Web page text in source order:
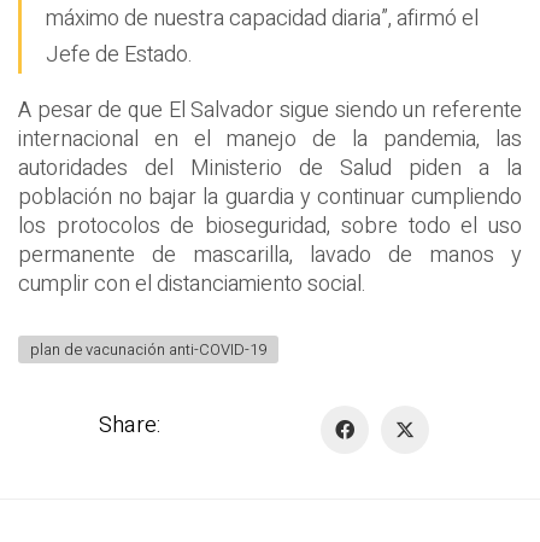
máximo de nuestra capacidad diaria”, afirmó el
Jefe de Estado.
A pesar de que El Salvador sigue siendo un referente
internacional en el manejo de la pandemia, las
autoridades del Ministerio de Salud piden a la
población no bajar la guardia y continuar cumpliendo
los protocolos de bioseguridad, sobre todo el uso
permanente de mascarilla, lavado de manos y
cumplir con el distanciamiento social.
plan de vacunación anti-COVID-19
Share: